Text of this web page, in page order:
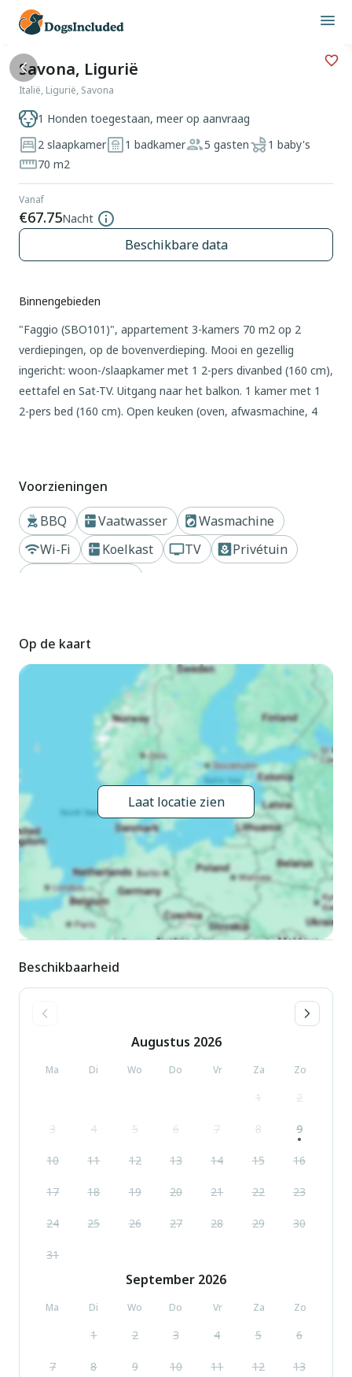
Savona, Ligurië
Italië, Ligurië, Savona
1 Honden toegestaan, meer op aanvraag
2 slaapkamer
1 badkamer 5 gasten
1 baby's
70 m2
Vanaf
€67.75Nacht
Beschikbare data
Binnengebieden
"Faggio (SBO101)", appartement 3-kamers 70 m2 op 2
verdiepingen, op de bovenverdieping. Mooi en gezellig
ingericht: woon-/slaapkamer met 1 2-pers divanbed (160 cm),
eettafel en Sat-TV. Uitgang naar het balkon. 1 kamer met 1
2-pers bed (160 cm). Open keuken (oven, afwasmachine, 4
met afgeschuinde daken met dakraam met 1 bed (80 cm),
aparte WC. Verwarming. Balkon. Balkonmeubilair. Mooi
panoramazicht op de bergen en het landschap. Ter
beschikking: wasmachine, strijkijzer, kinderstoel, kinderbed.
Internet (WiFi, gratis). Niet rokers woning. Maximaal 1
Mooi residentie "Naso di Gatto", 700 m boven zeeniveau,
van 2 verdiepingen, vrijstaand, omgeven door bomen en
weiden. 7 appartementen in de woning. Boven San
Bartolomeo al Bosco, buiten de plaats, 16 km van het
centrum van Savona, 1 km van de bosrand, 17 km van zee, 8
km van het meer, aan een weg, te midden van groen. Voor
medegebruik: wild terrein 6 ha, groot tuin met gazon en
bomen, ligweide. Patio, prieel, tuinmeubelen, barbecue,
stookplaats. In het huis: Internet (WiFi), bergruimte voor
fietsen. Parkeerplaats (voor 15 auto's) op het terrein. Winkel
12 km, levensmiddelenwinkel 12 km, supermarkt 16 km,
restaurant 12 km, bar 12 km, bakkerij 12 km, café 12 km,
bushalte 17.9 km, treinstation "Savona" 16 km, zandstrand
"Savona/Spiaggia delle Fornaci" 17 km. Attracties in de buurt:
Albisola 17 km, Pontinvrea 12 km. Auto noodzakelijk.
Voorzieningen
BBQ
Vaatwasser
Wasmachine
Wi-Fi
Koelkast TV
Privétuin
Op de kaart
Laat locatie zien
Beschikbaarheid
Augustus 2026
Ma Di Wo Do Vr Za Zo
1 2
3 4 5 6 7 8 9
10 11 12 13 14 15 16
17 18 19 20 21 22 23
24 25 26 27 28 29 30
31
September 2026
Ma Di Wo Do Vr Za Zo
1 2 3 4 5 6
7 8 9 10 11 12 13